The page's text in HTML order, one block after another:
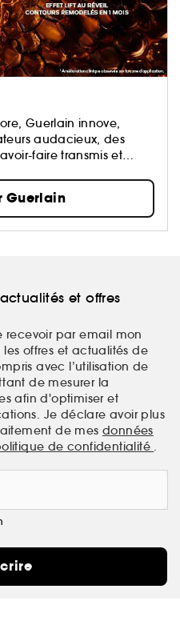
Guerlain innove,
audacieux, des
faire transmis et
en signature.
Guerlain
et offres
recevoir par email mon
offres et actualités de
avec l’utilisation de
de mesurer la
afin d'optimiser et
Je déclare avoir plus
de mes données
de confidentialité .